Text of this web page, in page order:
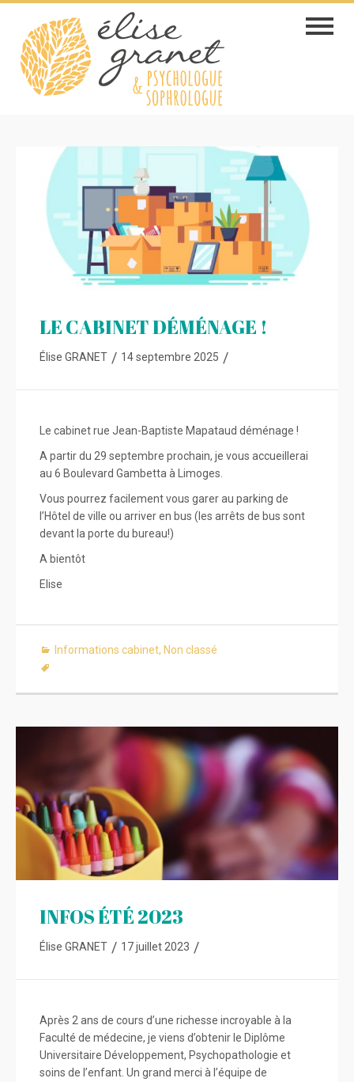
content
Toggle
LE CABINET DÉMÉNAGE !
Élise GRANET / 14 septembre 2025 /
Le cabinet rue Jean-Baptiste Mapataud déménage !
A partir du 29 septembre prochain, je vous accueillerai
au 6 Boulevard Gambetta à Limoges.
Vous pourrez facilement vous garer au parking de
l’Hôtel de ville ou arriver en bus (les arrêts de bus sont
devant la porte du bureau!)
A bientôt
Elise
Informations cabinet, Non classé
INFOS ÉTÉ 2023
Élise GRANET / 17 juillet 2023 /
Après 2 ans de cours d’une richesse incroyable à la
Faculté de médecine, je viens d’obtenir le Diplôme
Universitaire Développement, Psychopathologie et
soins de l’enfant. Un grand merci à l’équipe de